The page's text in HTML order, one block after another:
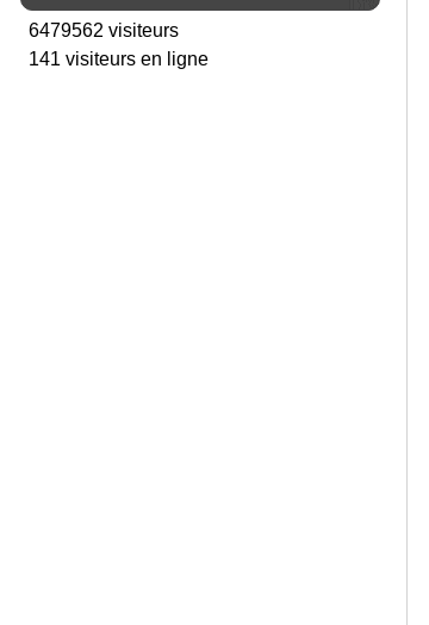
6479562 visiteurs
141 visiteurs en ligne